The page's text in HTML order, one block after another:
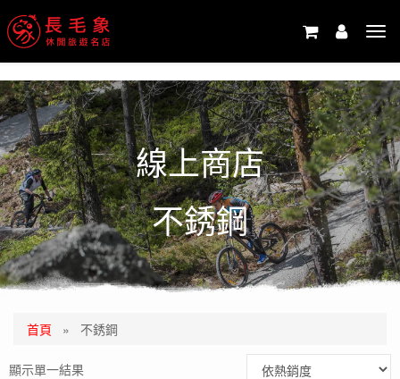
線上商店
不銹鋼
首頁 » 不銹鋼
顯示單一結果